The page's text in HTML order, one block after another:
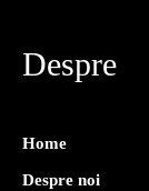
Despre
Home
Despre noi